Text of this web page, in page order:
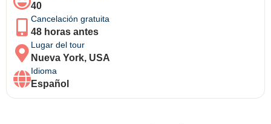
40
Cancelación gratuita
48 horas antes
Lugar del tour
Nueva York, USA
Idioma
Español